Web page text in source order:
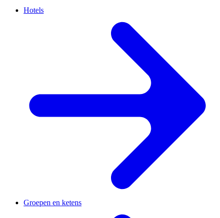
Hotels
Groepen en ketens